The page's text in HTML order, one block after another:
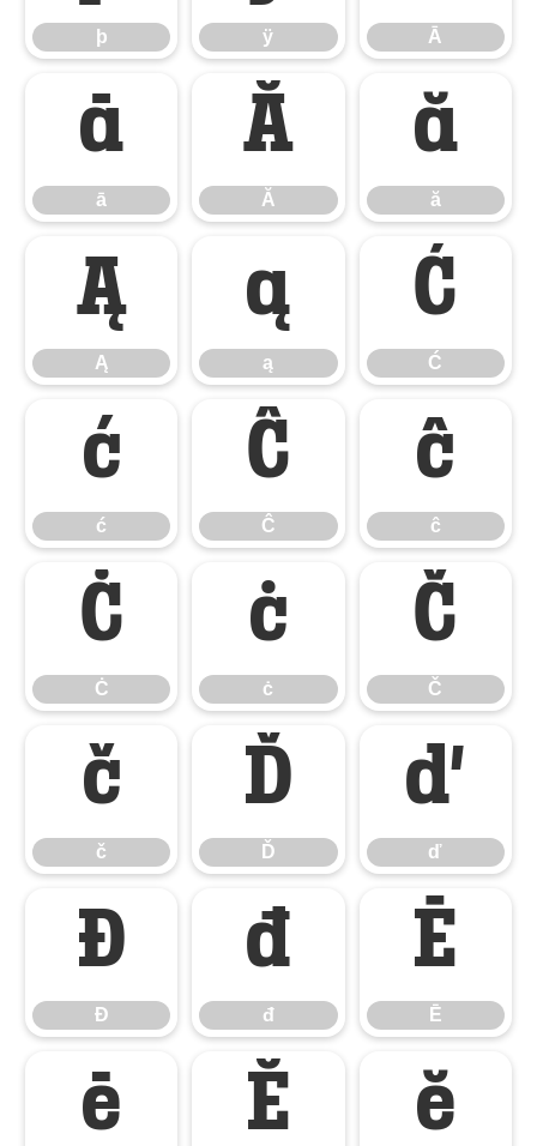
þ ÿ Ā
ā
ā
Ă
Ă
ă
ă
Ą
Ą
ą
ą
Ć
Ć
ć
ć
Ĉ
Ĉ
ĉ
ĉ
Ċ
Ċ
ċ
ċ
Č
Č
č
č
Ď
Ď
ď
ď
Đ
Đ
đ
đ
Ē
Ē
ē Ĕ ĕ